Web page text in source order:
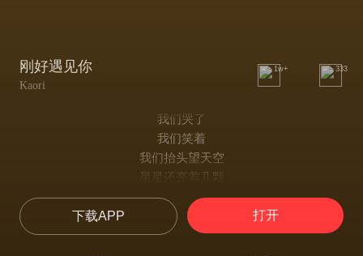
刚好遇见你
Kaori
1w+ 333
我们哭了
我们笑着
我们抬头望天空
星星还亮着几颗
我们唱着
时间的歌
才懂得相互拥抱
下载APP 打开